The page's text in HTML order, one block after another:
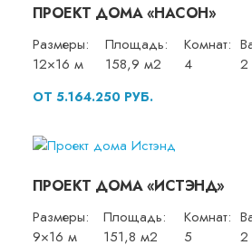
ПРОЕКТ ДОМА «НАСОН»
Размеры:
12×16 м
Площадь:
158,9 м2
Комнат:
4
2
ОТ 5.164.250 РУБ.
ПРОЕКТ ДОМА «ИСТЭНД»
Размеры:
9×16 м
Площадь:
151,8 м2
Комнат:
5
2